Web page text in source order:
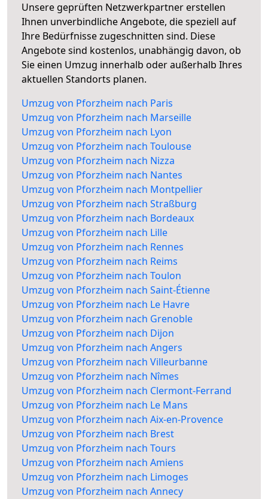
Unsere geprüften Netzwerkpartner erstellen
Ihnen unverbindliche Angebote, die speziell auf
Ihre Bedürfnisse zugeschnitten sind. Diese
Angebote sind kostenlos, unabhängig davon, ob
Sie einen Umzug innerhalb oder außerhalb Ihres
aktuellen Standorts planen.
Umzug von Pforzheim nach Paris
Umzug von Pforzheim nach Marseille
Umzug von Pforzheim nach Lyon
Umzug von Pforzheim nach Toulouse
Umzug von Pforzheim nach Nizza
Umzug von Pforzheim nach Nantes
Umzug von Pforzheim nach Montpellier
Umzug von Pforzheim nach Straßburg
Umzug von Pforzheim nach Bordeaux
Umzug von Pforzheim nach Lille
Umzug von Pforzheim nach Rennes
Umzug von Pforzheim nach Reims
Umzug von Pforzheim nach Toulon
Umzug von Pforzheim nach Saint-Étienne
Umzug von Pforzheim nach Le Havre
Umzug von Pforzheim nach Grenoble
Umzug von Pforzheim nach Dijon
Umzug von Pforzheim nach Angers
Umzug von Pforzheim nach Villeurbanne
Umzug von Pforzheim nach Nîmes
Umzug von Pforzheim nach Clermont-Ferrand
Umzug von Pforzheim nach Le Mans
Umzug von Pforzheim nach Aix-en-Provence
Umzug von Pforzheim nach Brest
Umzug von Pforzheim nach Tours
Umzug von Pforzheim nach Amiens
Umzug von Pforzheim nach Limoges
Umzug von Pforzheim nach Annecy